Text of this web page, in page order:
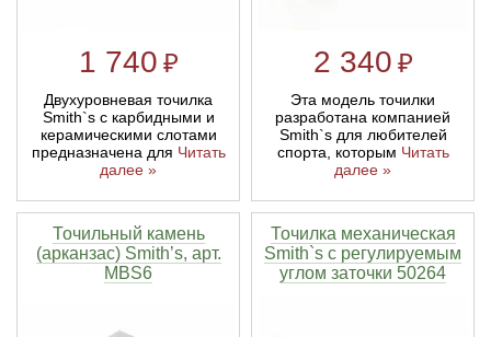
1 740 ₽
Двухуровневая точилка
Smith`s с карбидными и
керамическими слотами
предназначена для Читать
далее »
2 340 ₽
Эта модель точилки
разработана компанией
Smith`s для любителей
спорта, которым Читать
далее »
Точильный камень
(арканзас) Smith’s, арт.
MBS6
Точилка механическая
Smith`s с регулируемым
углом заточки 50264